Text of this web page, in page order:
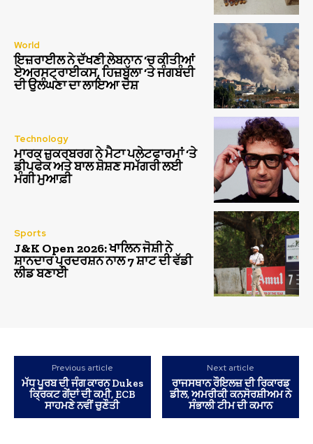
World
ਇਜ਼ਰਾਈਲ ਨੇ ਦੱਖਣੀ ਲੇਬਨਾਨ ‘ਚ ਕੀਤੀਆਂ
ਏਅਰਸਟ੍ਰਾਈਕਸ, ਹਿਜ਼ਬੁੱਲਾ ‘ਤੇ ਜੰਗਬੰਦੀ
ਦੀ ਉਲੰਘਣਾ ਦਾ ਲਾਇਆ ਦੋਸ਼
Technology
ਮਾਰਕ ਜ਼ੁਕਰਬਰਗ ਨੇ ਮੈਟਾ ਪਲੇਟਫਾਰਮਾਂ ‘ਤੇ
ਡੀਪਫੇਕ ਅਤੇ ਬਾਲ ਸ਼ੋਸ਼ਣ ਸਮੱਗਰੀ ਲਈ
ਮੰਗੀ ਮੁਆਫ਼ੀ
Sports
J&K Open 2026: ਖਾਲਿਨ ਜੋਸ਼ੀ ਨੇ
ਸ਼ਾਨਦਾਰ ਪ੍ਰਦਰਸ਼ਨ ਨਾਲ 7 ਸ਼ਾਟ ਦੀ ਵੱਡੀ
ਲੀਡ ਬਣਾਈ
Previous article
ਮੱਧ ਪੂਰਬ ਦੀ ਜੰਗ ਕਾਰਨ Dukes
ਕ੍ਰਿਕਟ ਗੇਂਦਾਂ ਦੀ ਕਮੀ, ECB
ਸਾਹਮਣੇ ਨਵੀਂ ਚੁਣੌਤੀ
Next article
ਰਾਜਸਥਾਨ ਰੌਇਲਜ਼ ਦੀ ਰਿਕਾਰਡ
ਡੀਲ, ਅਮਰੀਕੀ ਕਨਸੋਰਸ਼ੀਅਮ ਨੇ
ਸੰਭਾਲੀ ਟੀਮ ਦੀ ਕਮਾਨ